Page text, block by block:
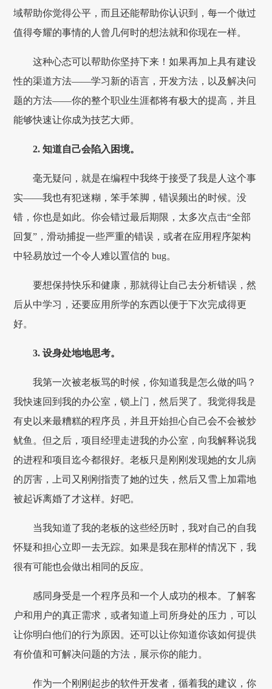
域帮助你觉得公平，而且还能帮助你认识到，每一个做过
值得夸耀的事情的人曾几何时的想法就和你现在一样。
这种心态可以帮助你坚持下来！如果再加上具有建设
性的渠道方法——学习新的语言，开发方法，以及解决问
题的方法——你的整个职业生涯都将有极大的提高，并且
能够快速让你成为技艺大师。
2. 知道自己会陷入困境。
毫无疑问，就是在编程中我终于接受了我是人这个事
实——我也有犯迷糊，笨手笨脚，错误频出的时候。没
错，你也是如此。你会错过最后期限，太多次点击“全部
回复”，滑动捕捉一些严重的错误，或者在应用程序架构
中轻易放过一个令人难以置信的 bug。
要想保持快乐和健康，那就得让自己去分析错误，然
后从中学习，还要应用所学的东西以便于下次完成得更
好。
3. 设身处地地思考。
我第一次被老板骂的时候，你知道我是怎么做的吗？
我快速回到我的办公室，锁上门，然后哭了。我觉得我是
有史以来最糟糕的程序员，并且开始担心自己会不会被炒
鱿鱼。但之后，项目经理走进我的办公室，向我解释说我
的进程和项目迄今都很好。老板只是刚刚发现她的女儿病
的厉害，上司又刚刚指责了她的过失，然后又雪上加霜地
被起诉离婚了才这样。好吧。
当我知道了我的老板的这些经历时，我对自己的自我
怀疑和担心立即一去无踪。如果是我在那样的情况下，我
很有可能也会做出相同的反应。
感同身受是一个程序员和一个人成功的根本。了解客
户和用户的真正需求，或者知道上司所身处的压力，可以
让你明白他们的行为原因。还可以让你知道你该如何提供
有价值和可解决问题的方法，展示你的能力。
作为一个刚刚起步的软件开发者，循着我的建议，你